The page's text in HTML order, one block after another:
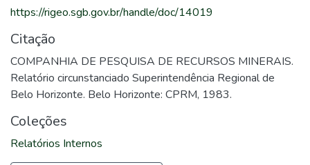
https://rigeo.sgb.gov.br/handle/doc/14019
Citação
COMPANHIA DE PESQUISA DE RECURSOS MINERAIS.
Relatório circunstanciado Superintendência Regional de
Belo Horizonte. Belo Horizonte: CPRM, 1983.
Coleções
Relatórios Internos